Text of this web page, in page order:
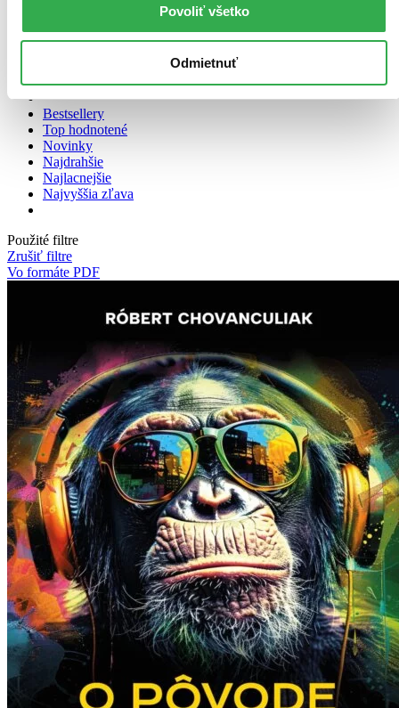
Povoliť všetko
Odmietnuť
Zoradiť
Bestsellery
Top hodnotené
Novinky
Najdrahšie
Najlacnejšie
Najvyššia zľava
Použité filtre
Zrušiť filtre
Vo formáte PDF